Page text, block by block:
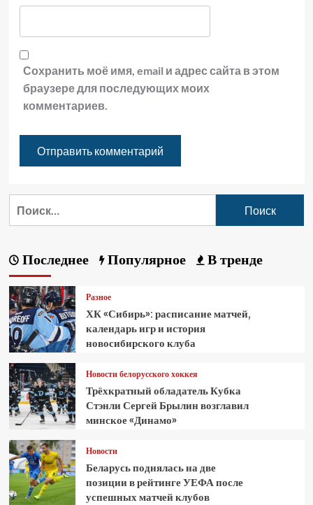
Сохранить моё имя, email и адрес сайта в этом
браузере для последующих моих
комментариев.
Последнее Популярное В тренде
Разное
ХК «Сибирь»: расписание матчей,
календарь игр и история
новосибирского клуба
Новости белорусского хоккея
Трёхкратный обладатель Кубка
Стэнли Сергей Брылин возглавил
минское «Динамо»
Новости
Беларусь поднялась на две
позиции в рейтинге УЕФА после
успешных матчей клубов